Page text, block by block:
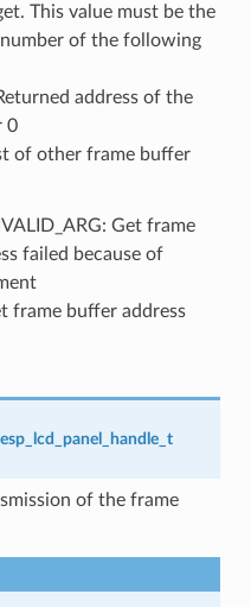
This value must be the
number of the following
address of the
0
of other frame buffer
Get frame
failed because of
frame buffer address
esp_lcd_panel_handle_t
of the frame